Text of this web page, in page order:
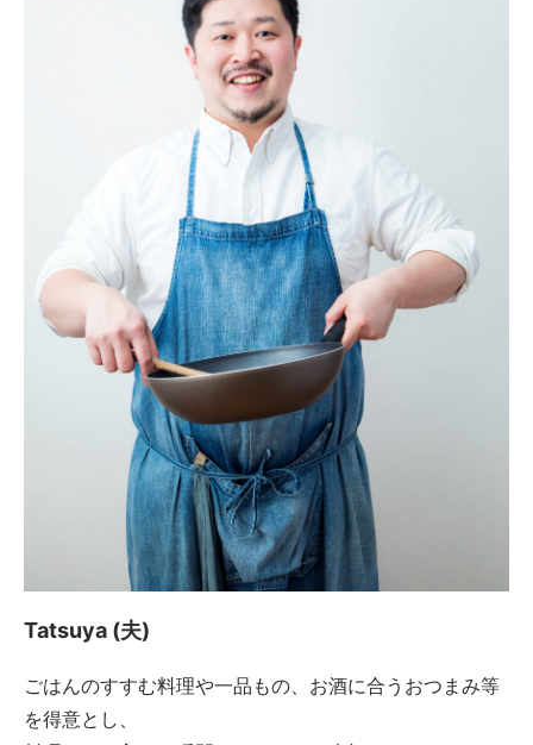
Tatsuya (夫)
ごはんのすすむ料理や一品もの、お酒に合うおつまみ等
を得意とし、